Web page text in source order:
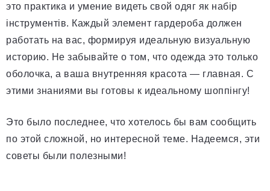
это практика и умение видеть свой одяг як набір
інструментів. Каждый элемент гардероба должен
работать на вас, формируя идеальную визуальную
историю. Не забывайте о том, что одежда это только
оболочка, а ваша внутренняя красота — главная. С
этими знаниями вы готовы к идеальному шоппінгу!
Это было последнее, что хотелось бы вам сообщить
по этой сложной, но интересной теме. Надеемся, эти
советы были полезными!